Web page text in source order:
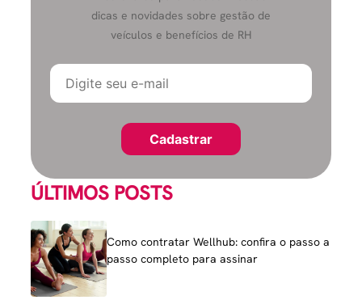
dicas e novidades sobre gestão de
veículos e benefícios de RH
ÚLTIMOS POSTS
Como contratar Wellhub: confira o passo a
passo completo para assinar